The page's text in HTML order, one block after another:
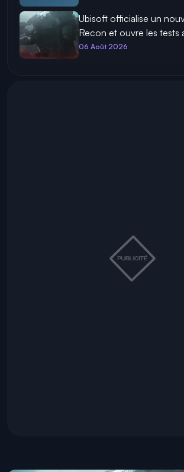
Ubisoft officialise un
Recon et ouvre les tests
06 Août 2026